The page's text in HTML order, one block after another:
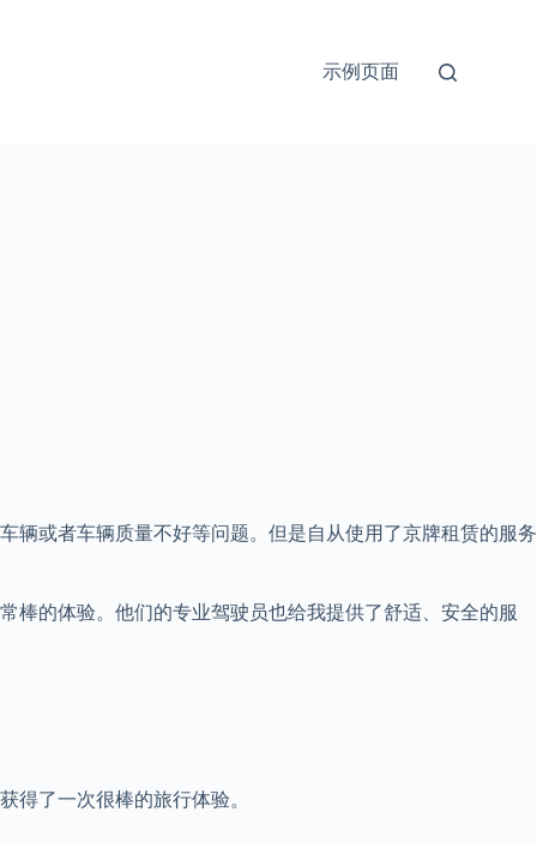
示例页面
辆或者车辆质量不好等问题。但是自从使用了京牌租赁的服务
棒的体验。他们的专业驾驶员也给我提供了舒适、安全的服
得了一次很棒的旅行体验。